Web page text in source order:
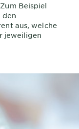
Beispiel
den
aus, welche
jeweiligen